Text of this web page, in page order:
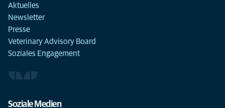
Aktuelles
Newsletter
Presse
Veterinary Advisory Board
Soziales Engagement
Soziale Medien